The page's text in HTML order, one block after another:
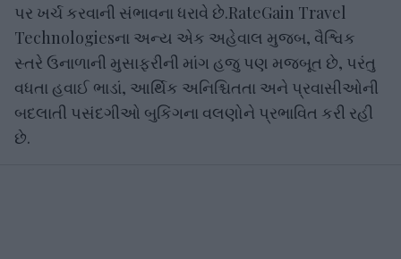
પર ખર્ચ કરવાની સંભાવના ધરાવે છે.RateGain Travel
Technologiesના અન્ય એક અહેવાલ મુજબ, વૈશ્વિક
સ્તરે ઉનાળાની મુસાફરીની માંગ હજુ પણ મજબૂત છે, પરંતુ
વધતા હવાઈ ભાડાં, આર્થિક અનિશ્ચિતતા અને પ્રવાસીઓની
બદલાતી પસંદગીઓ બુકિંગના વલણોને પ્રભાવિત કરી રહી
છે.